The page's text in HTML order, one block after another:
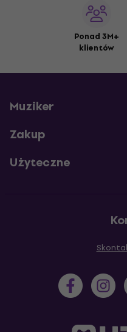
Ponad 3M+
klientów
Muziker
Zakup
Użyteczne